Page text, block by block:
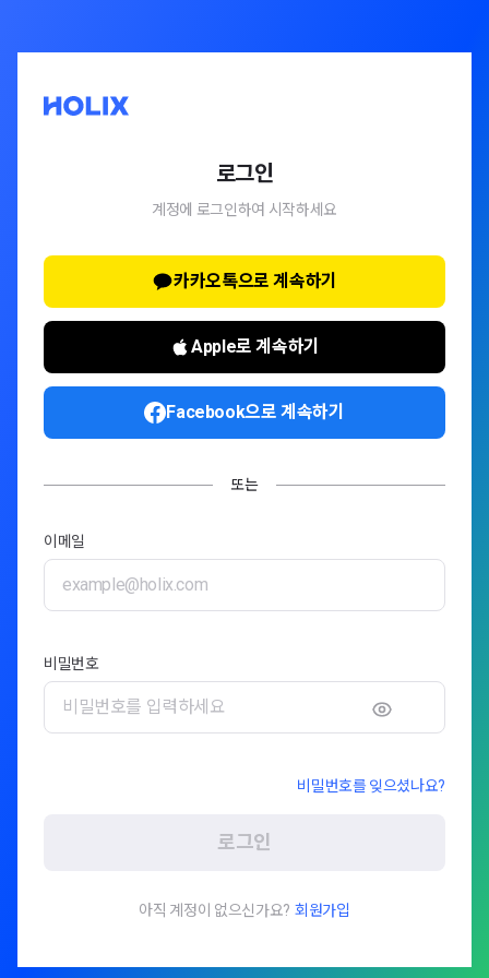
로그인
계정에 로그인하여 시작하세요
카카오톡으로 계속하기
Apple로 계속하기
Facebook으로 계속하기
또는
이메일
비밀번호
비밀번호를 잊으셨나요?
로그인
아직 계정이 없으신가요? 회원가입